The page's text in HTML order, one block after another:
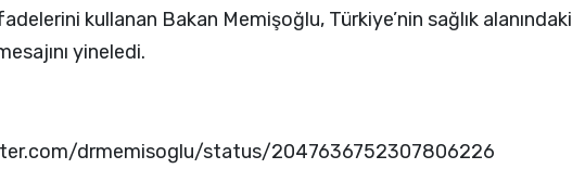
kullanan Bakan Memişoğlu, Türkiye’nin sağlık alanındaki
yineledi.
drmemisoglu/status/2047636752307806226